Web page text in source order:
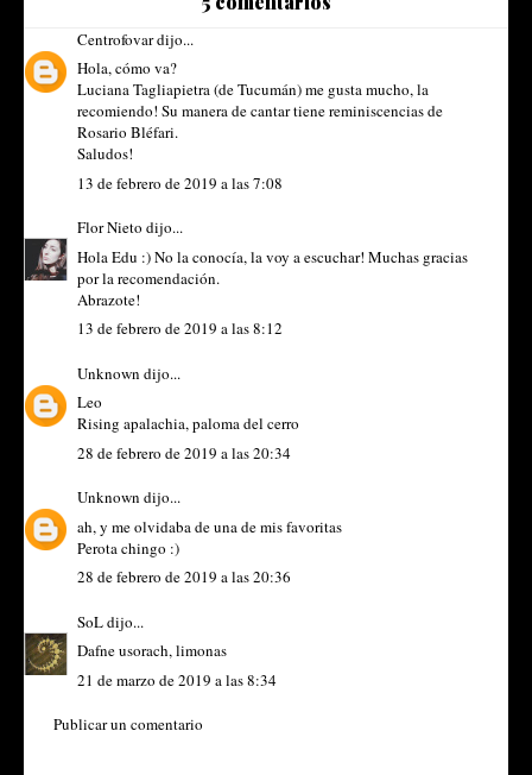
Centrofovardijo...
Hola, cómo va?
Luciana Tagliapietra (de Tucumán) me gusta mucho, la
recomiendo! Su manera de cantar tiene reminiscencias de
Rosario Bléfari.
Saludos!
13 de febrero de 2019 a las 7:08
Flor Nieto dijo...
Hola Edu :) No la conocía, la voy a escuchar! Muchas gracias
por la recomendación.
Abrazote!
13 de febrero de 2019 a las 8:12
Unknown dijo...
Leo
Rising apalachia, paloma del cerro
28 de febrero de 2019 a las 20:34
Unknown dijo...
ah, y me olvidaba de una de mis favoritas
Perota chingo :)
28 de febrero de 2019 a las 20:36
SoLdijo...
Dafne usorach, limonas
21 de marzo de 2019 a las 8:34
Publicar un comentario